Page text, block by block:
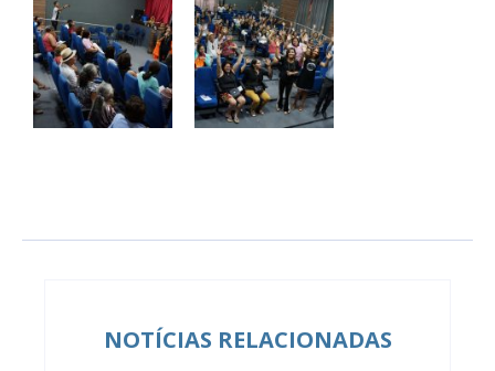
NOTÍCIAS RELACIONADAS